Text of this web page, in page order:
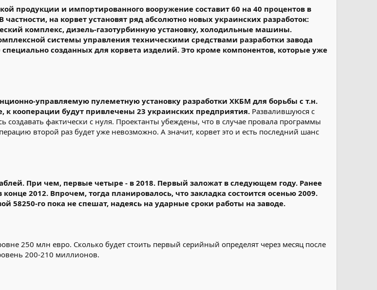
продукции и импортированного вооружение составит 60 на 40 процентов в
на корвет установят ряд абсолютно новых украинских разработок:
комплекс, дизель-газотурбинную установку, холодильные машины.
системы управления техническими средствами разработки завода
созданных для корвета изделий. Это кроме компонентов, которые уже
управляемую пулеметную установку разработки ХКБМ для борьбы с т.н.
кооперации будут привлечены 23 украинских предприятия. Развалившуюся с
создавать фактически с нуля. Проектанты убеждены, что в случае провала программы
второй раз будет уже невозможно. А значит, корвет это и есть последний шанс
При чем, первые четыре - в 2018. Первый заложат в следующем году. Ранее
2012. Впрочем, тогда планировалось, что закладка состоится осенью 2009.
58250-го пока не спешат, надеясь на ударные сроки работы на заводе.
250 млн евро. Сколько будет стоить первый серийный определят через месяц после
200-210 миллионов.